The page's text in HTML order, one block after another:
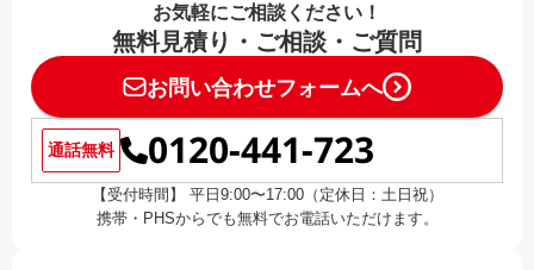
お気軽にご相談ください！
無料見積り・ご相談・ご質問
お問い合わせフォームへ
通話無料 0120-441-723
【受付時間】 平日9:00〜17:00（定休日：土日祝）
携帯・PHSからでも無料でお電話いただけます。